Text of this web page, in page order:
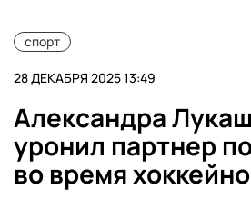
спорт
28 ДЕКАБРЯ 2025 13:49
Александра
уронил партнер
во время